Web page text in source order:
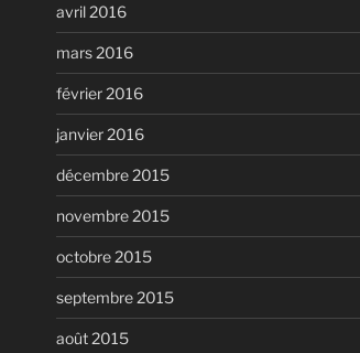
avril 2016
mars 2016
février 2016
janvier 2016
décembre 2015
novembre 2015
octobre 2015
septembre 2015
août 2015